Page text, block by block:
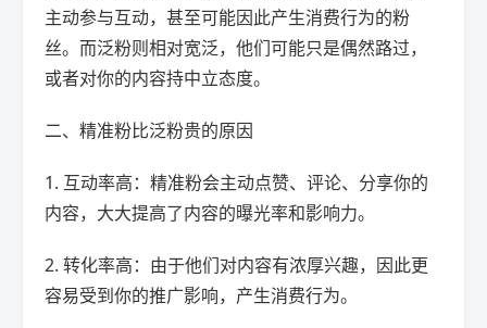
主动参与互动，甚至可能因此产生消费行为的粉
丝。而泛粉则相对宽泛，他们可能只是偶然路过，
或者对你的内容持中立态度。
二、精准粉比泛粉贵的原因
1. 互动率高：精准粉会主动点赞、评论、分享你的
内容，大大提高了内容的曝光率和影响力。
2. 转化率高：由于他们对内容有浓厚兴趣，因此更
容易受到你的推广影响，产生消费行为。